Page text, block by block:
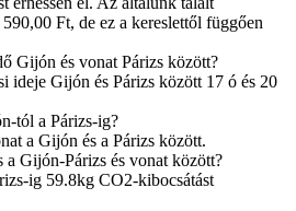
Ft, de ez a kereslettől függően
Gijón és vonat Párizs között?
ideje Gijón és Párizs között 17 ó és 20
tól a Párizs-ig?
a Gijón és a Párizs között.
Gijón-Párizs és vonat között?
ig 59.8kg CO2-kibocsátást